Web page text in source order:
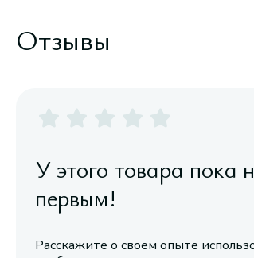
Отзывы
У этого товара пока
первым!
Расскажите о своем опыте